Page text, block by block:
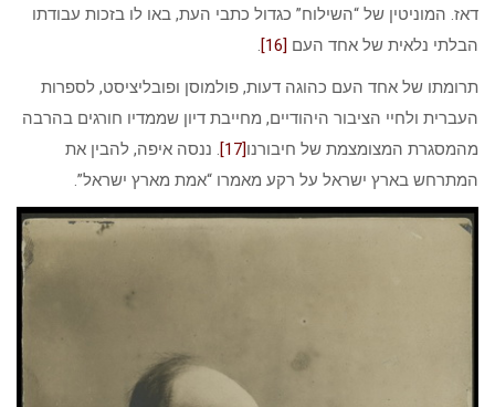
דאז. המוניטין של “השילוח” כגדול כתבי העת, באו לו בזכות עבודתו
הבלתי נלאית של אחד העם [16]
.
תרומתו של אחד העם כהוגה דעות, פולמוסן ופובליציסט, לספרות
העברית ולחיי הציבור היהודיים, מחייבת דיון שממדיו חורגים בהרבה
מהמסגרת המצומצמת של חיבורנו[17]
. ננסה איפה, להבין את
המתרחש בארץ ישראל על רקע מאמרו “אמת מארץ ישראל”.